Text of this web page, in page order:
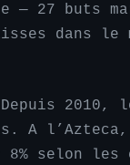
27 buts
dans le
2010,
A
8% selon